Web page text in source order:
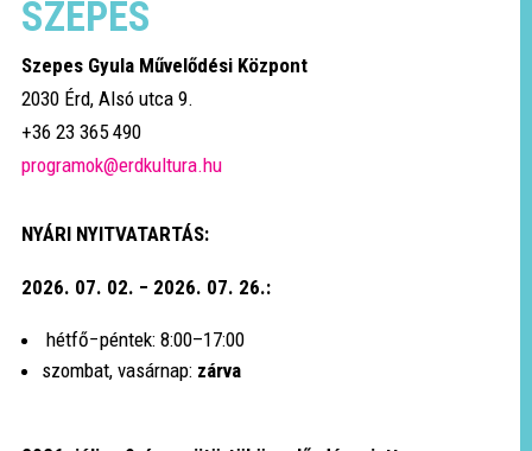
SZEPES
Szepes Gyula Művelődési Központ
2030 Érd, Alsó utca 9.
+36 23 365 490
programok@erdkultura.hu
NYÁRI NYITVATARTÁS:
2026. 07. 02. − 2026. 07. 26.:
hétfő−péntek: 8:00–17:00
szombat, vasárnap: zárva